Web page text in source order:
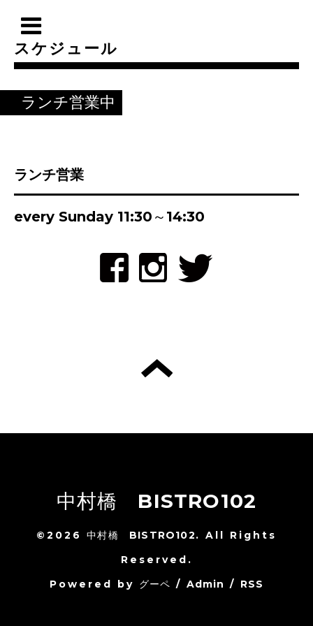
スケジュール
ランチ営業中
ランチ営業
every Sunday 11:30～14:30
中村橋 BISTRO102
©2026中村橋 BISTRO102. All Rights
Reserved.
Powered by グーペ / Admin / RSS